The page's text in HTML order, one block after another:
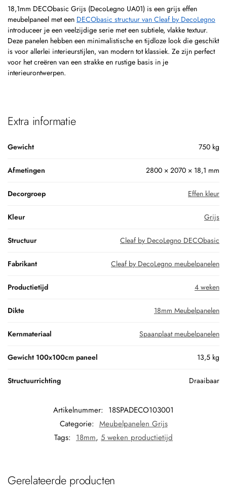
18,1mm DECObasic Grijs (DecoLegno UA01) is een grijs effen
meubelpaneel met een DECObasic structuur van Cleaf by DecoLegno
introduceer je een veelzijdige serie met een subtiele, vlakke textuur.
Deze panelen hebben een minimalistische en tijdloze look die geschikt
is voor allerlei interieurstijlen, van modern tot klassiek. Ze zijn perfect
voor het creëren van een strakke en rustige basis in je
interieurontwerpen.
Extra informatie
Gewicht 750 kg
Afmetingen 2800 × 2070 × 18,1 mm
Decorgroep Effen kleur
Kleur Grijs
Structuur Cleaf by DecoLegno DECObasic
Fabrikant Cleaf by DecoLegno meubelpanelen
Productietijd 4 weken
Dikte 18mm Meubelpanelen
Kernmateriaal Spaanplaat meubelpanelen
Gewicht 100x100cm paneel 13,5 kg
Structuurrichting Draaibaar
Artikelnummer: 18SPADECO103001
Categorie: Meubelpanelen Grijs
Tags: 18mm, 5 weken productietijd
Gerelateerde producten